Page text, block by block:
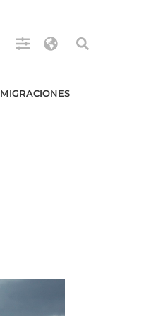
MIGRACIONES